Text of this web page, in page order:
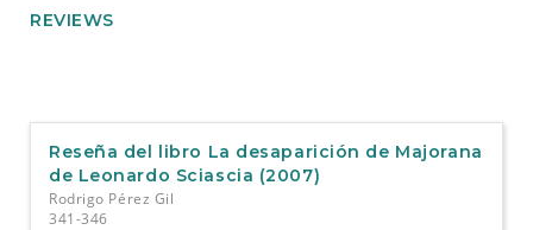
REVIEWS
Reseña del libro La desaparición de Majorana
de Leonardo Sciascia (2007)
Rodrigo Pérez Gil
341-346